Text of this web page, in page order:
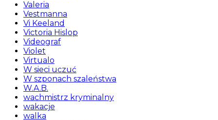
Valeria
Vestmanna
Vi Keeland
Victoria Hislop
Videograf
Violet
Virtualo
W sieci uczuć
W szponach szaleństwa
W.A.B.
wachmistrz kryminalny
wakacje
walka